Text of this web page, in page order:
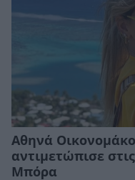
Αθηνά
αντιμετώπισε
Μπόρα